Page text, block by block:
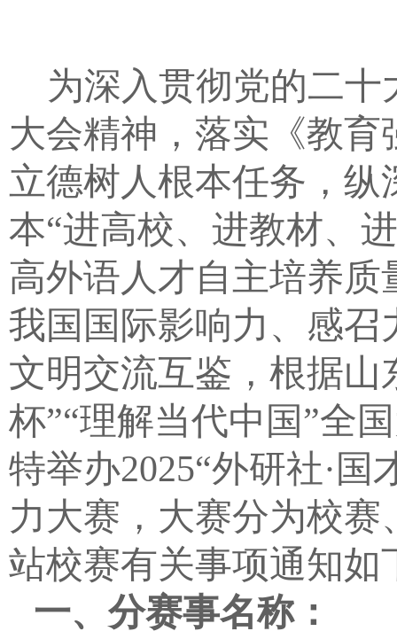
为深入贯彻党的二
大会精神，落实《教
立德树人根本任务，
本“进高校、进教材、
高外语人才自主培养
我国国际影响力、感
文明交流互鉴，根据山
杯”“理解当代中国”全
特举办2025“外研社· 国
力大赛 ，大赛分为校
站校赛有关事项通知如
一、分赛事名称：